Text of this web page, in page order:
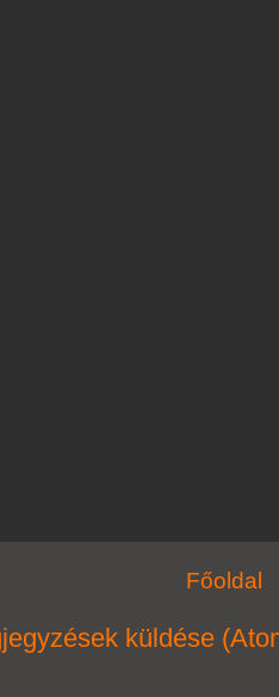
Főoldal
küldése